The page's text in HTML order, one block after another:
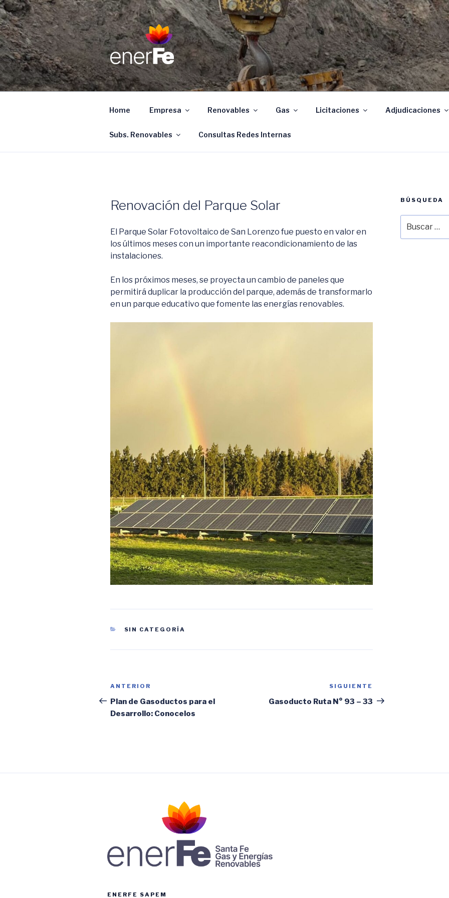
Ir
al
contenido
ENERFE
Energía para el desarrollo de Santa Fe
Home Empresa Renovables Gas Licitaciones Adjudicaciones
Subs. Renovables Consultas Redes Internas
Renovación del Parque Solar
El Parque Solar Fotovoltaico de San Lorenzo fue puesto en valor en
los últimos meses con un importante reacondicionamiento de las
instalaciones.
En los próximos meses, se proyecta un cambio de paneles que
permitirá duplicar la producción del parque, además de transformarlo
en un parque educativo que fomente las energías renovables.
CATEGORÍAS
SIN CATEGORÍA
Navegación
de
entradas
Entrada
anterior:
ANTERIOR
Plan de Gasoductos para el
Desarrollo: Conocelos
entrada
SIGUIENTE
Gasoducto Ruta N° 93 – 33
BÚSQUEDA
por:
ENERFE SAPEM